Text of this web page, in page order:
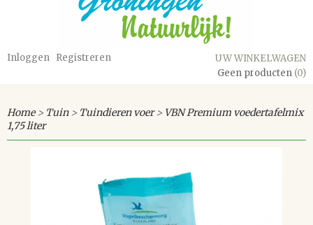
Inloggen Registreren
UW WINKELWAGEN
Geen producten (0)
Home> Tuin> Tuindieren voer> VBN Premium voedertafelmix
1,75 liter